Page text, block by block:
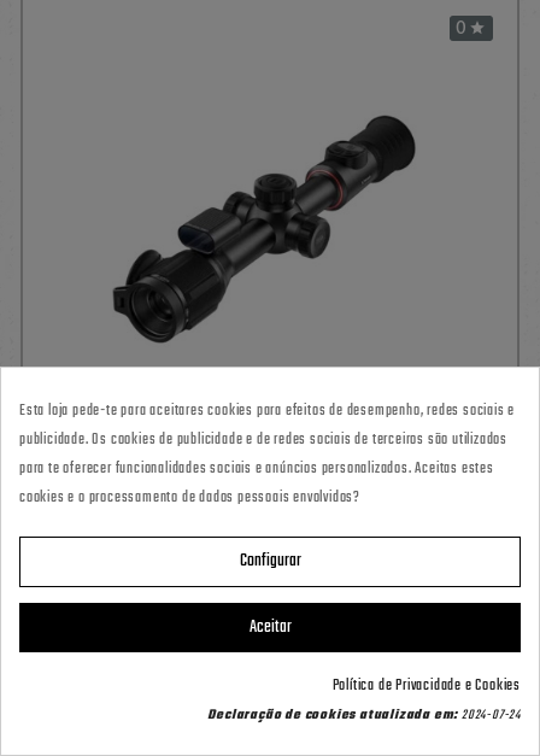
0 
VISIÓN TÉRMICA Y NOCTURNA
VISOR TÉRMICO NOCPIX BOLT
L35R
1 699,00 € Contact us via WhatsApp
Esta loja pede-te para aceitares cookies para efeitos de desempenho, redes sociais e
publicidade. Os cookies de publicidade e de redes sociais de terceiros são utilizados
para te oferecer funcionalidades sociais e anúncios personalizados. Aceitas estes
cookies e o processamento de dados pessoais envolvidos?
Configurar
Aceitar
Política de Privacidade e Cookies
Declaração de cookies atualizada em:2024-07-24